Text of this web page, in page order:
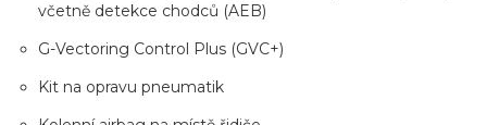
včetně detekce chodců (AEB)
G-Vectoring Control Plus (GVC+)
Kit na opravu pneumatik